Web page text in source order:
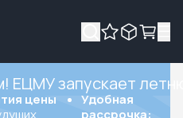
ЕЦМУ запускает
цены
Удобная
рассрочка: